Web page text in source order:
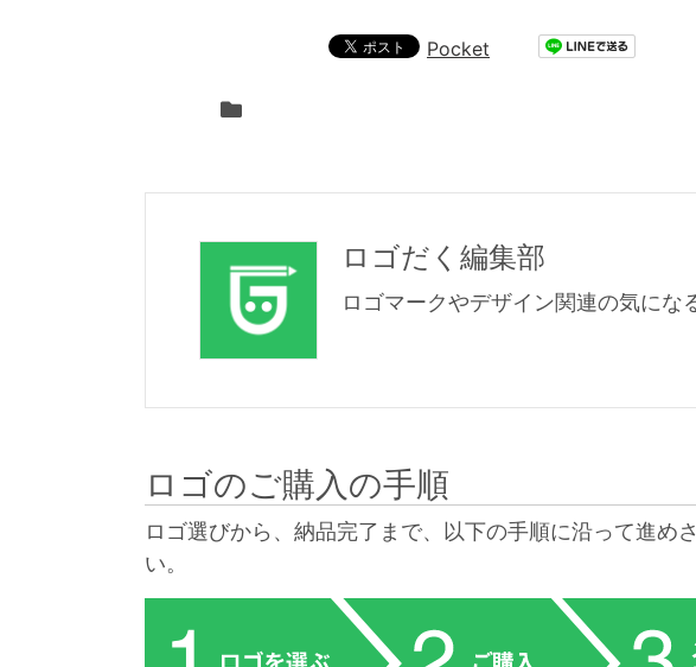
Pocket
ロゴだく編集部
ロゴマークやデザイン関連の気にな
ロゴのご購入の手順
ロゴ選びから、納品完了まで、以下の手順に沿って進め
い。